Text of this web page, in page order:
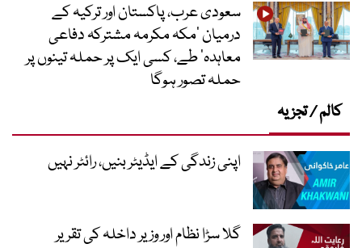
سعودی عرب، پاکستان اور ترکیہ کے
درمیان ’مکہ مکرمہ مشترکہ دفاعی
معاہدہ‘ طے، کسی ایک پر حملہ تینوں پر
حملہ تصور ہوگا
کالم / تجزیہ
اپنی زندگی کے ایڈیٹر بنیں، رائٹر نہیں
گلا سڑا نظام اور وزیر داخلہ کی تقریر